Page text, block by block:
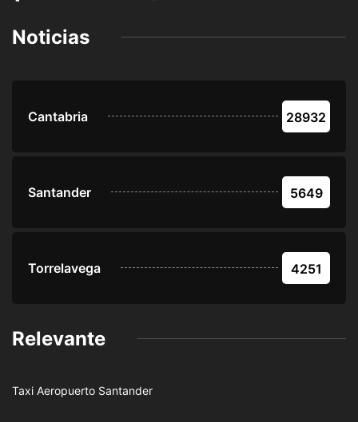
Noticias
Cantabria 28932
Santander 5649
Torrelavega 4251
Relevante
Taxi Aeropuerto Santander